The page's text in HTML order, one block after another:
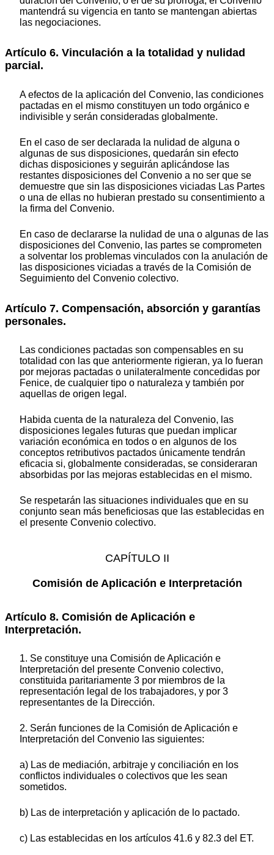
mantendrá su vigencia en tanto se mantengan abiertas
las negociaciones.
Artículo 6. Vinculación a la totalidad y nulidad
parcial.
A efectos de la aplicación del Convenio, las condiciones
pactadas en el mismo constituyen un todo orgánico e
indivisible y serán consideradas globalmente.
En el caso de ser declarada la nulidad de alguna o
algunas de sus disposiciones, quedarán sin efecto
dichas disposiciones y seguirán aplicándose las
restantes disposiciones del Convenio a no ser que se
demuestre que sin las disposiciones viciadas Las Partes
o una de ellas no hubieran prestado su consentimiento a
la firma del Convenio.
En caso de declararse la nulidad de una o algunas de las
disposiciones del Convenio, las partes se comprometen
a solventar los problemas vinculados con la anulación de
las disposiciones viciadas a través de la Comisión de
Seguimiento del Convenio colectivo.
Artículo 7. Compensación, absorción y garantías
personales.
Las condiciones pactadas son compensables en su
totalidad con las que anteriormente rigieran, ya lo fueran
por mejoras pactadas o unilateralmente concedidas por
Fenice, de cualquier tipo o naturaleza y también por
aquellas de origen legal.
Habida cuenta de la naturaleza del Convenio, las
disposiciones legales futuras que puedan implicar
variación económica en todos o en algunos de los
conceptos retributivos pactados únicamente tendrán
eficacia si, globalmente consideradas, se consideraran
absorbidas por las mejoras establecidas en el mismo.
Se respetarán las situaciones individuales que en su
conjunto sean más beneficiosas que las establecidas en
el presente Convenio colectivo.
CAPÍTULO II
Comisión de Aplicación e Interpretación
Artículo 8. Comisión de Aplicación e
Interpretación.
1. Se constituye una Comisión de Aplicación e
Interpretación del presente Convenio colectivo,
constituida paritariamente 3 por miembros de la
representación legal de los trabajadores, y por 3
representantes de la Dirección.
2. Serán funciones de la Comisión de Aplicación e
Interpretación del Convenio las siguientes:
a) Las de mediación, arbitraje y conciliación en los
conflictos individuales o colectivos que les sean
sometidos.
b) Las de interpretación y aplicación de lo pactado.
c) Las establecidas en los artículos 41.6 y 82.3 del ET.